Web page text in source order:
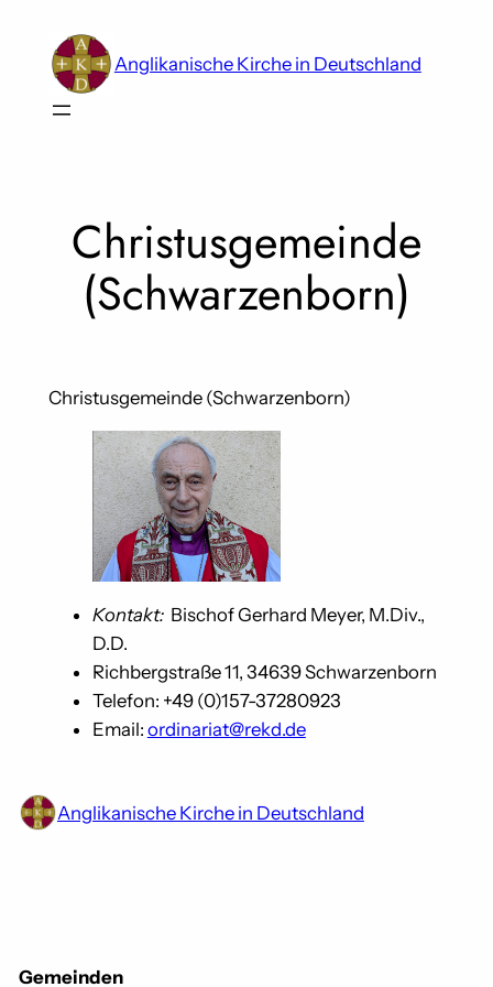
content
Anglikanische Kirche in Deutschland
Christusgemeinde
(Schwarzenborn)
Christusgemeinde (Schwarzenborn)
Kontakt: Bischof Gerhard Meyer, M.Div.,
D.D.
Richbergstraße 11, 34639 Schwarzenborn
Telefon: +49 (0)157-37280923
Email: ordinariat@rekd.de
Anglikanische Kirche in Deutschland
Gemeinden